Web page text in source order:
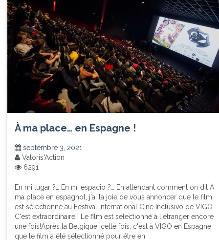
À ma place… en Espagne !
septembre 3, 2021
Valoris'Action
6291
En mi lugar ?… En mi espacio ?… En attendant comment on dit À
ma place en espagnol, j'ai la joie de vous annoncer que le film
est sélectionné au Festival International Cine Inclusivo de VIGO
C'est extraordinaire ! Le film est sélectionné à l'étranger encore
une fois!Après la Belgique, cette fois, c'est à VIGO en Espagne
que le film a été sélectionné pour être en